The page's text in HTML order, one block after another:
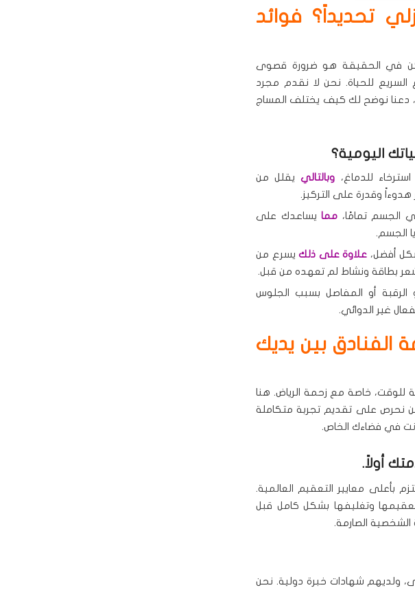
تحديداً؟ فوائد
لكن في الحقيقة هو ضرورة قصوى
للحياة. نحن لا نقدم مجرد
، دعنا نوضح لك كيف يختلف المساج
اليومية؟
للدماغ، وبالتالييقلل من
وقدرة على التركيز.
الجسم تمامًا، ممايساعدك على
الجسم.
أفضل، علاوة على ذلكيسرع من
بطاقة ونشاط لم تعهده من قبل.
أو المفاصل بسبب الجلوس
غير الدوائي.
الفنادق بين يديك
للوقت، خاصة مع زحمة الرياض. هنا
نحرص على تقديم تجربة متكاملة
في فضاءك الخاص.
أولاً.
بأعلى معايير التعقيم العالمية.
وتغليفها بشكل كامل قبل
الشخصية الصارمة.
ولديهم شهادات خبرة دولية. نحن